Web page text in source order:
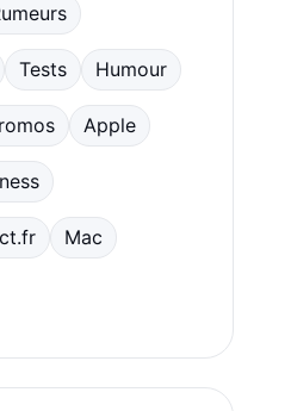
Tests Humour
Apple
Mac